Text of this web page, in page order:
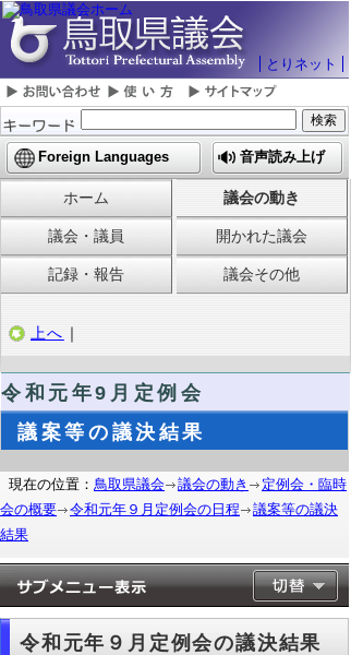
とりネット
Foreign Languages 音声読み上げ
ホーム 議会の動き
議会・議員 開かれた議会
記録・報告 議会その他
上へ ｜
令和元年9月定例会
議案等の議決結果
現在の位置： 鳥取県議会 議会の動き
定例会・臨時
会の概要
令和元年９月定例会の日程
議案等の議決
結果
令和元年９月定例会の議決結果